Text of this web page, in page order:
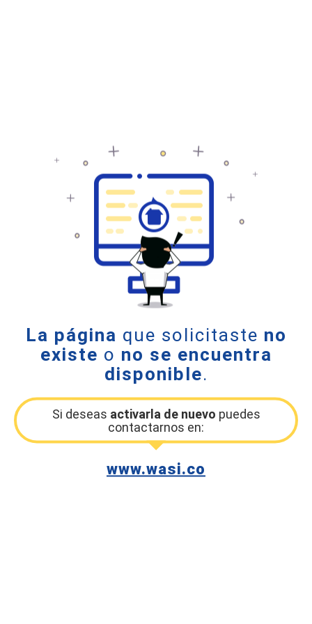
La página que solicitaste no
existe o no se encuentra
disponible.
Si deseas activarla de nuevo puedes
contactarnos en:
www.wasi.co